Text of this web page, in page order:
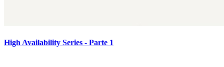
High Availability Series - Parte 1